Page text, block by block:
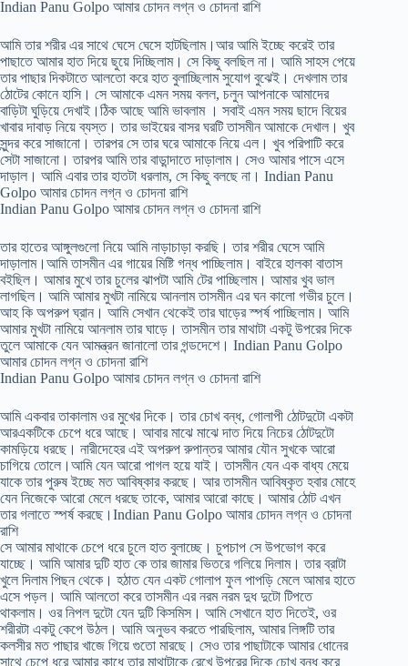
Indian Panu Golpo আমার চোদন লগ্ন ও চোদনা রাশি
আমি তার শরীর এর সাথে ঘেসে ঘেসে হাটছিলাম।আর আমি ইচ্ছে করেই তার
পাছাতে আমার হাত দিয়ে ছুয়ে দিচ্ছিলাম। সে কিছু বলছিল না। আমি সাহস পেয়ে
তার পাছার দিকটাতে আলতো করে হাত বুলাচ্ছিলাম সুযোগ বুঝেই। দেখলাম তার
ঠোটের কোনে হাসি। সে আমাকে এমন সময় বলল, চলুন আপনাকে আমাদের
বাড়িটা ঘুড়িয়ে দেখাই।ঠিক আছে আমি ভাবলাম । সবাই এমন সময় ছাদে বিয়ের
খাবার দাবাড় নিয়ে ব্যস্ত। তার ভাইয়ের বাসর ঘরটি তাসমীন আমাকে দেখাল। খুব
সুন্দর করে সাজানো। তারপর সে তার ঘরে আমাকে নিয়ে এল। খুব পরিপাটি করে
সেটা সাজানো। তারপর আমি তার বাড়ান্দাতে দাড়ালাম। সেও আমার পাসে এসে
দাড়াল। আমি এবার তার হাতটা ধরলাম, সে কিছু বলছে না। Indian Panu
Golpo আমার চোদন লগ্ন ও চোদনা রাশি
Indian Panu Golpo আমার চোদন লগ্ন ও চোদনা রাশি
তার হাতের আঙ্গুলগুলো নিয়ে আমি নাড়াচাড়া করছি। তার শরীর ঘেসে আমি
দাড়ালাম।আমি তাসমীন এর গায়ের মিষ্টি গন্ধ পাচ্ছিলাম। বাইরে হালকা বাতাস
বইছিল। আমার মুখে তার চুলের ঝাপটা আমি টের পাচ্ছিলাম। আমার খুব ভাল
লাগছিল। আমি আমার মুখটা নামিয়ে আনলাম তাসমীন এর ঘন কালো গভীর চুলে।
আহ কি অপরুপ ঘ্রান। আমি সেখান থেকেই তার ঘাড়ের স্পর্ষ পাচ্ছিলাম। আমি
আমার মুখটা নামিয়ে আনলাম তার ঘাড়ে। তাসমীন তার মাথাটা একটু উপরের দিকে
তুলে আমাকে যেন আমন্ত্রন জানালো তার গন্ডদেশে। Indian Panu Golpo
আমার চোদন লগ্ন ও চোদনা রাশি
Indian Panu Golpo আমার চোদন লগ্ন ও চোদনা রাশি
আমি একবার তাকালাম ওর মুখের দিকে। তার চোখ বন্ধ, গোলাপী ঠোটদুটো একটা
আরএকটিকে চেপে ধরে আছে। আবার মাঝে মাঝে দাত দিয়ে নিচের ঠোটদুটো
কামড়িয়ে ধরছে। নারীদেহের এই অপরুপ রুপান্তর আমার যৌন সুখকে আরো
চাগিয়ে তোলে।আমি যেন আরো পাগল হয়ে যাই। তাসমীন যেন এক বাধ্য মেয়ে
যাকে তার পুরুষ ইচ্ছে মত আবিষ্কার করছে। আর তাসমীন আবিষ্কৃত হবার মোহে
যেন নিজেকে আরো মেলে ধরছে তাকে, আমার আরো কাছে। আমার ঠোট এখন
তার গলাতে স্পর্ষ করছে।Indian Panu Golpo আমার চোদন লগ্ন ও চোদনা
রাশি
সে আমার মাথাকে চেপে ধরে চুলে হাত বুলাচ্ছে। চুপচাপ সে উপভোগ করে
যাচ্ছে। আমি আমার দুটি হাত কে তার জামার ভিতরে গলিয়ে দিলাম। তার ব্রাটা
খুলে দিলাম পিছন থেকে। হঠাত যেন একট গোলাপ ফুল পাপড়ি মেলে আমার হাতে
এসে পড়ল। আমি আলতো করে তাসমীন এর নরম নরম দুধ দুটো টিপতে
থাকলাম। ওর নিপল দুটো যেন দুটি কিসমিস। আমি সেখানে হাত দিতেই, ওর
শরীরটা একটু কেপে উঠল। আমি অনুভব করতে পারছিলাম, আমার লিঙ্গটি তার
কলসীর মত পাছার খাজে গিয়ে গুতো মারছে। সেও তার পাছাটাকে আমার ধোনের
সাথে চেপে ধরে আমার কাধে তার মাথাটাকে রেখে উপরের দিকে চোখ বন্ধ করে